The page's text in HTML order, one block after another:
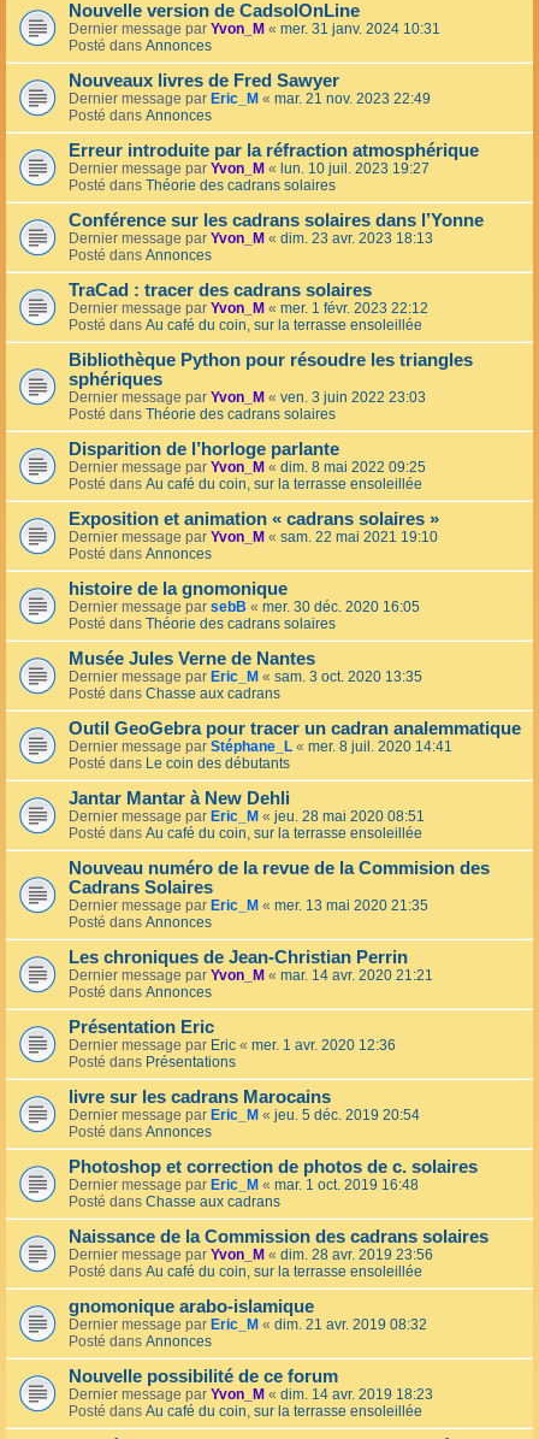
Nouvelle version de CadsolOnLine
Dernier message par Yvon_M « mer. 31 janv. 2024 10:31
Posté dans Annonces
Nouveaux livres de Fred Sawyer
Dernier message par Eric_M « mar. 21 nov. 2023 22:49
Posté dans Annonces
Erreur introduite par la réfraction atmosphérique
Dernier message par Yvon_M « lun. 10 juil. 2023 19:27
Posté dans Théorie des cadrans solaires
Conférence sur les cadrans solaires dans l’Yonne
Dernier message par Yvon_M « dim. 23 avr. 2023 18:13
Posté dans Annonces
TraCad : tracer des cadrans solaires
Dernier message par Yvon_M « mer. 1 févr. 2023 22:12
Posté dans Au café du coin, sur la terrasse ensoleillée
Bibliothèque Python pour résoudre les triangles
sphériques
Dernier message par Yvon_M « ven. 3 juin 2022 23:03
Posté dans Théorie des cadrans solaires
Disparition de l’horloge parlante
Dernier message par Yvon_M « dim. 8 mai 2022 09:25
Posté dans Au café du coin, sur la terrasse ensoleillée
Exposition et animation « cadrans solaires »
Dernier message par Yvon_M « sam. 22 mai 2021 19:10
Posté dans Annonces
histoire de la gnomonique
Dernier message par sebB « mer. 30 déc. 2020 16:05
Posté dans Théorie des cadrans solaires
Musée Jules Verne de Nantes
Dernier message par Eric_M « sam. 3 oct. 2020 13:35
Posté dans Chasse aux cadrans
Outil GeoGebra pour tracer un cadran analemmatique
Dernier message par Stéphane_L « mer. 8 juil. 2020 14:41
Posté dans Le coin des débutants
Jantar Mantar à New Dehli
Dernier message par Eric_M « jeu. 28 mai 2020 08:51
Posté dans Au café du coin, sur la terrasse ensoleillée
Nouveau numéro de la revue de la Commision des
Cadrans Solaires
Dernier message par Eric_M « mer. 13 mai 2020 21:35
Posté dans Annonces
Les chroniques de Jean-Christian Perrin
Dernier message par Yvon_M « mar. 14 avr. 2020 21:21
Posté dans Annonces
Présentation Eric
Dernier message par Eric « mer. 1 avr. 2020 12:36
Posté dans Présentations
livre sur les cadrans Marocains
Dernier message par Eric_M « jeu. 5 déc. 2019 20:54
Posté dans Annonces
Photoshop et correction de photos de c. solaires
Dernier message par Eric_M « mar. 1 oct. 2019 16:48
Posté dans Chasse aux cadrans
Naissance de la Commission des cadrans solaires
Dernier message par Yvon_M « dim. 28 avr. 2019 23:56
Posté dans Au café du coin, sur la terrasse ensoleillée
gnomonique arabo-islamique
Dernier message par Eric_M « dim. 21 avr. 2019 08:32
Posté dans Annonces
Nouvelle possibilité de ce forum
Dernier message par Yvon_M « dim. 14 avr. 2019 18:23
Posté dans Au café du coin, sur la terrasse ensoleillée